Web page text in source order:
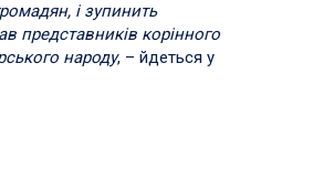
і зупинить
представників корінного
народу, – йдеться у